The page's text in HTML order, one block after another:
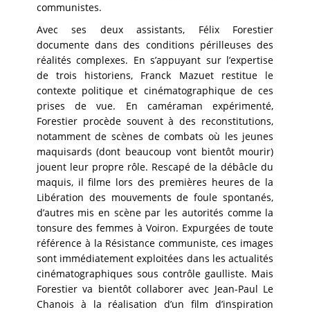
communistes.
Avec ses deux assistants, Félix Forestier
documente dans des conditions périlleuses des
réalités complexes. En s’appuyant sur l’expertise
de trois historiens, Franck Mazuet restitue le
contexte politique et cinématographique de ces
prises de vue. En caméraman expérimenté,
Forestier procède souvent à des reconstitutions,
notamment de scènes de combats où les jeunes
maquisards (dont beaucoup vont bientôt mourir)
jouent leur propre rôle. Rescapé de la débâcle du
maquis, il filme lors des premières heures de la
Libération des mouvements de foule spontanés,
d’autres mis en scène par les autorités comme la
tonsure des femmes à Voiron. Expurgées de toute
référence à la Résistance communiste, ces images
sont immédiatement exploitées dans les actualités
cinématographiques sous contrôle gaulliste. Mais
Forestier va bientôt collaborer avec Jean-Paul Le
Chanois à la réalisation d’un film d’inspiration